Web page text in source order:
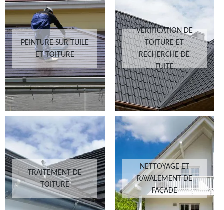
PEINTURE SUR TUILE
ET TOITURE
VÉRIFICATION DE
TOITURE ET
RECHERCHE DE
FUITE
TRAITEMENT DE
TOITURE
NETTOYAGE ET
RAVALEMENT DE
FAÇADE